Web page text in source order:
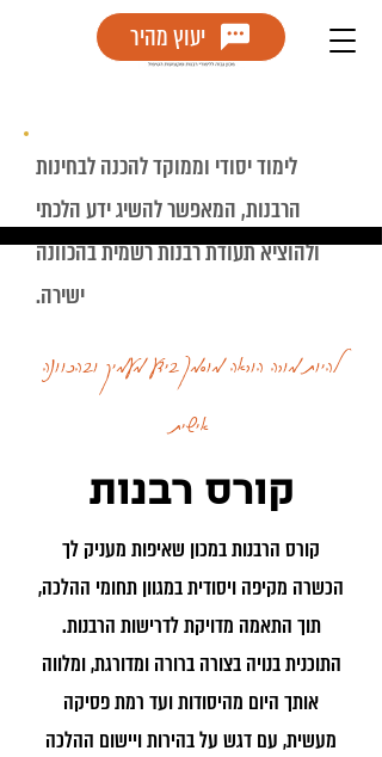
יעוץ מהיר
לימוד יסודי וממוקד להכנה לבחינות
הרבנות, המאפשר להשיג ידע הלכתי
ולהוציא תעודת רבנות רשמית בהכוונה
ישירה.
להיות מורה הוראה מוסמך בידע מעמיק ובהכוונה
אישית
קורס רבנות
קורס הרבנות במכון שאיפות מעניק לך
הכשרה מקיפה ויסודית במגוון תחומי ההלכה,
תוך התאמה מדויקת לדרישות הרבנות.
התוכנית בנויה בצורה ברורה ומדורגת, ומלווה
אותך היום מהיסודות ועד רמת פסיקה
מעשית, עם דגש על בהירות ויישום ההלכה